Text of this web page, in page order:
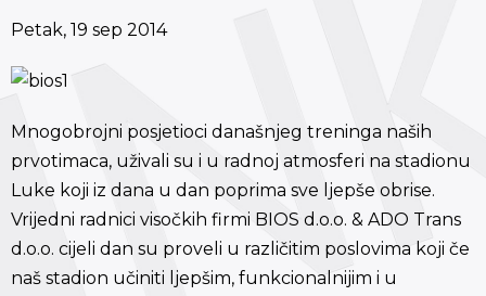
Petak, 19 sep 2014
Mnogobrojni posjetioci današnjeg treninga naših
prvotimaca, uživali su i u radnoj atmosferi na stadionu
Luke koji iz dana u dan poprima sve ljepše obrise.
Vrijedni radnici visočkih firmi BIOS d.o.o. & ADO Trans
d.o.o. cijeli dan su proveli u različitim poslovima koji če
naš stadion učiniti ljepšim, funkcionalnijim i u